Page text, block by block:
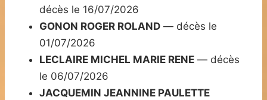
décès le 16/07/2026
GONON ROGER ROLAND — décès le
01/07/2026
LECLAIRE MICHEL MARIE RENE — décès
le 06/07/2026
JACQUEMIN JEANNINE PAULETTE